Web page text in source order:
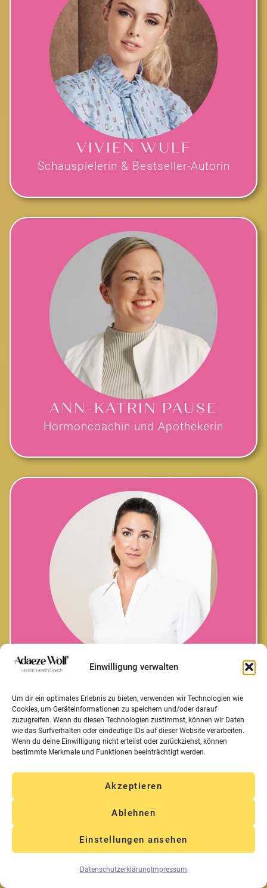
Einwilligung verwalten
Um dir ein optimales Erlebnis zu bieten, verwenden wir Technologien wie
Cookies, um Geräteinformationen zu speichern und/oder darauf
zuzugreifen. Wenn du diesen Technologien zustimmst, können wir Daten
wie das Surfverhalten oder eindeutige IDs auf dieser Website verarbeiten.
Wenn du deine Einwilligung nicht erteilst oder zurückziehst, können
bestimmte Merkmale und Funktionen beeinträchtigt werden.
Akzeptieren
Ablehnen
Einstellungen ansehen
Datenschutzerklärung Impressum
VIVIEN WULF
Schauspielerin & Bestseller-Autorin
ANN-KATRIN PAUSE
Hormoncoachin und Apothekerin
ANJA BETTIN